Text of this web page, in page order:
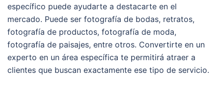
específico puede ayudarte a destacarte en el
mercado. Puede ser fotografía de bodas, retratos,
fotografía de productos, fotografía de moda,
fotografía de paisajes, entre otros. Convertirte en un
experto en un área específica te permitirá atraer a
clientes que buscan exactamente ese tipo de servicio.